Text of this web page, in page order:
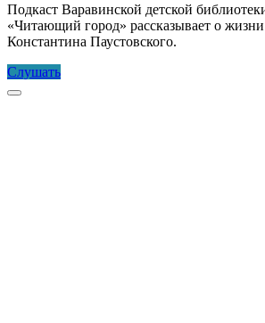
Подкаст Варавинской детской
«Читающий город» рассказывает о
Константина Паустовского.
СлушатьПевец
Прокрутка